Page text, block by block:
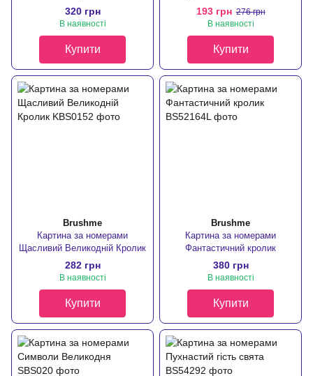
320 грн
В наявності
Купити
193 грн 276 грн
В наявності
Купити
Brushme
Картина за номерами
Щасливий Великодній Кролик
282 грн
В наявності
Купити
Brushme
Картина за номерами
Фантастичний кролик
380 грн
В наявності
Купити